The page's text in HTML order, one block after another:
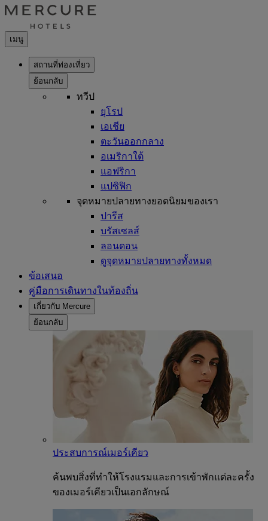
เมนู
สถานที่ท่องเที่ยว
ย้อนกลับ
ทวีป
ยุโรป
เอเชีย
ตะวันออกกลาง
อเมริกาใต้
แอฟริกา
แปซิฟิก
จุดหมายปลายทางยอดนิยมของเรา
ปารีส
บรัสเซลส์
ลอนดอน
ดูจุดหมายปลายทางทั้งหมด
ข้อเสนอ
คู่มือการเดินทางในท้องถิ่น
เกี่ยวกับ Mercure
ย้อนกลับ
ประสบการณ์เมอร์เคียว
ค้นพบสิ่งที่ทำให้โรงแรมและการเข้าพักแต่ละครั้ง
ของเมอร์เคียวเป็นเอกลักษณ์